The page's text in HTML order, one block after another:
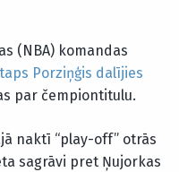
(NBA) komandas
Porziņģis dalījies
par čempiontitulu.
naktī “play-off” otrās
sagrāvi pret Ņujorkas